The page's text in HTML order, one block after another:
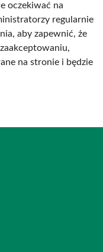
oczekiwać na
regularnie
aby zapewnić, że
na stronie i będzie